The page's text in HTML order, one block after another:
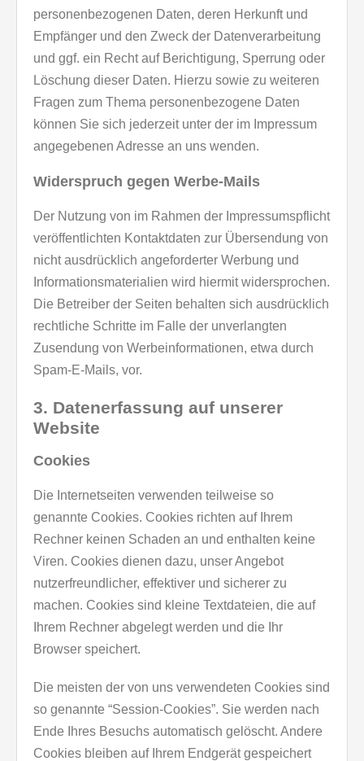
personenbezogenen Daten, deren Herkunft und
Empfänger und den Zweck der Datenverarbeitung
und ggf. ein Recht auf Berichtigung, Sperrung oder
Löschung dieser Daten. Hierzu sowie zu weiteren
Fragen zum Thema personenbezogene Daten
können Sie sich jederzeit unter der im Impressum
angegebenen Adresse an uns wenden.
Widerspruch gegen Werbe-Mails
Der Nutzung von im Rahmen der Impressumspflicht
veröffentlichten Kontaktdaten zur Übersendung von
nicht ausdrücklich angeforderter Werbung und
Informationsmaterialien wird hiermit widersprochen.
Die Betreiber der Seiten behalten sich ausdrücklich
rechtliche Schritte im Falle der unverlangten
Zusendung von Werbeinformationen, etwa durch
Spam-E-Mails, vor.
3. Datenerfassung auf unserer
Website
Cookies
Die Internetseiten verwenden teilweise so
genannte Cookies. Cookies richten auf Ihrem
Rechner keinen Schaden an und enthalten keine
Viren. Cookies dienen dazu, unser Angebot
nutzerfreundlicher, effektiver und sicherer zu
machen. Cookies sind kleine Textdateien, die auf
Ihrem Rechner abgelegt werden und die Ihr
Browser speichert.
Die meisten der von uns verwendeten Cookies sind
so genannte “Session-Cookies”. Sie werden nach
Ende Ihres Besuchs automatisch gelöscht. Andere
Cookies bleiben auf Ihrem Endgerät gespeichert